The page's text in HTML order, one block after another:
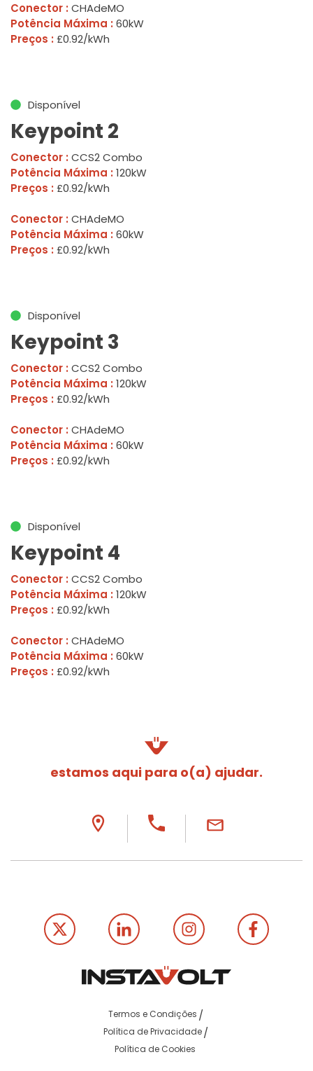
Conector : CHAdeMO
Potência Máxima : 60kW
Preços : £0.92/kWh
Disponível
Keypoint 2
Conector : CCS2 Combo
Potência Máxima : 120kW
Preços : £0.92/kWh
Conector : CHAdeMO
Potência Máxima : 60kW
Preços : £0.92/kWh
Disponível
Keypoint 3
Conector : CCS2 Combo
Potência Máxima : 120kW
Preços : £0.92/kWh
Conector : CHAdeMO
Potência Máxima : 60kW
Preços : £0.92/kWh
Disponível
Keypoint 4
Conector : CCS2 Combo
Potência Máxima : 120kW
Preços : £0.92/kWh
Conector : CHAdeMO
Potência Máxima : 60kW
Preços : £0.92/kWh
estamos aqui para o(a) ajudar.
Termos e Condições
Política de Privacidade
Política de Cookies